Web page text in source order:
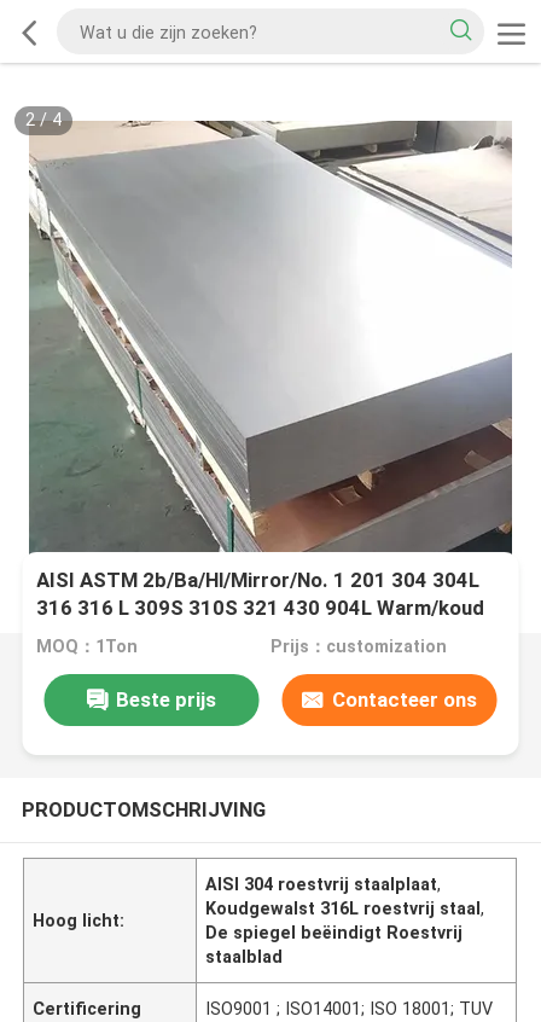
2/4
AISI ASTM 2b/Ba/Hl/Mirror/No. 1 201 304 304L
316 316 L 309S 310S 321 430 904L Warm/koud
gewalst roestvrij staalplaat
MOQ：1Ton Prijs：customization
Beste prijs Contacteer ons
PRODUCTOMSCHRIJVING
Hoog licht:
AISI 304 roestvrij staalplaat,
Koudgewalst 316L roestvrij staal,
De spiegel beëindigt Roestvrij
staalblad
Certificering ISO9001 ; ISO14001; ISO 18001; TUV